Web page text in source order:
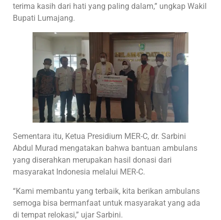
terima kasih dari hati yang paling dalam,” ungkap Wakil
Bupati Lumajang.
Sementara itu, Ketua Presidium MER-C, dr. Sarbini
Abdul Murad mengatakan bahwa bantuan ambulans
yang diserahkan merupakan hasil donasi dari
masyarakat Indonesia melalui MER-C.
“Kami membantu yang terbaik, kita berikan ambulans
semoga bisa bermanfaat untuk masyarakat yang ada
di tempat relokasi,” ujar Sarbini.